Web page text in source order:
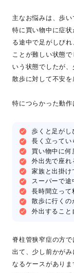
主なお悩みは、歩い
特に買い物中に症
る途中で足がしび
ことが難しい状態
いう状態でしたが
散歩に対して不安を
特につらかった動作
歩くと足がし
長く立ってい
買い物中に何
外出先で座れ
家族と出掛け
スーパーで途
長時間立って
散歩に行くの
外出すること
脊柱管狭窄症の方
出て、少し前かが
なるケースがありま